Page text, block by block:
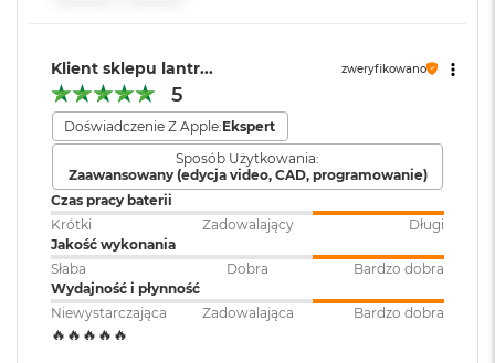
c
o
o
k
A
i
4
T
B
M
a
c
B
o
Silnik multimedialny
Sprzętowa akceleracja obsługi H.264, HEVC, ProRes i ProRes RAW
Silnik dekodowania wideo
Silnik kodowania wideo
Silnik kodujący i dekodujący format ProRes
Dekoder AV1
Wersja systemu
operacyjnego:
macOS Sequoia lub nowszy
Dołączone
oprogramowanie
Wbudowane aplikacje systemu
Dodatkowe
informacje:
Klawiatura z Touch ID, Gładzik
Force Touch wyczuwający siłę
nacisku, Czujnik światła
Klient sklepu lantr... zweryfikowano
5
Doświadczenie Z Apple:Ekspert
Sposób Użytkowania:
Zaawansowany (edycja video, CAD, programowanie)
Czas pracy baterii
Krótki
Zadowalający
Długi
Jakość wykonania
Słaba
Dobra
Bardzo dobra
Wydajność i płynność
Niewystarczająca
Zadowalająca Bardzo dobra
🔥🔥🔥🔥🔥